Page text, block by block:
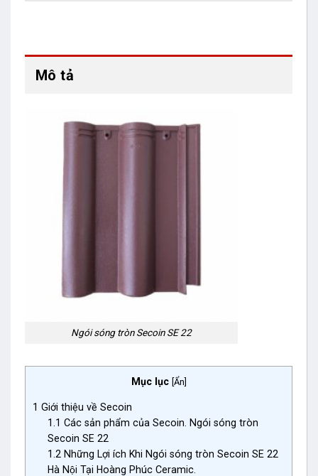
Mô tả
Ngói sóng tròn Secoin SE 22
Mục lục [Ẩn]
1 Giới thiệu về Secoin
1.1 Các sản phẩm của Secoin. Ngói sóng tròn
Secoin SE 22
1.2 Những Lợi ích Khi Ngói sóng tròn Secoin SE 22
Hà Nội Tại Hoàng Phúc Ceramic.